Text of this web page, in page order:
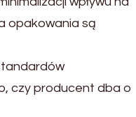
opakowania są
czy producent dba o